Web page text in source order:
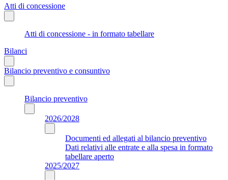
Atti di concessione
Atti di concessione - in formato tabellare
Bilanci
Bilancio preventivo e consuntivo
Bilancio preventivo
2026/2028
Documenti ed allegati al bilancio preventivo
Dati relativi alle entrate e alla spesa in formato
tabellare aperto
2025/2027